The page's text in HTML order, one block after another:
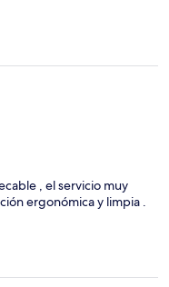
, el servicio muy
ergonómica y limpia .